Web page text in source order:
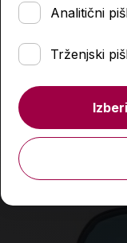
Podobni
Analitični
Trženjski